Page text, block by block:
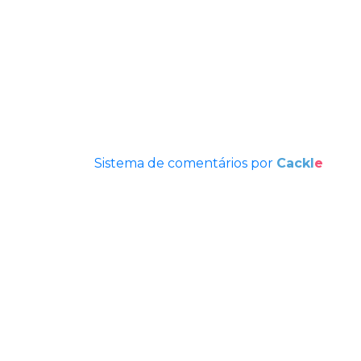
Sistema de comentários por Cackl e